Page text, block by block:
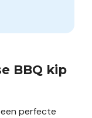
BBQ kip
perfecte